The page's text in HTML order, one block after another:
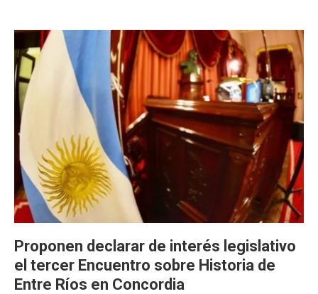
Proponen declarar de interés legislativo
el tercer Encuentro sobre Historia de
Entre Ríos en Concordia